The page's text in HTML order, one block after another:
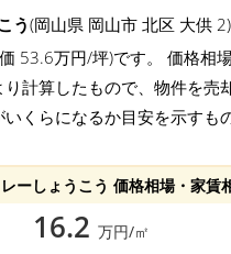
う(岡山県 岡山市 北区 大供
53.6万円/坪)です。 価格相
り計算したもので、物件を売
くらになるか目安を示すも
ーしょうこう 価格相場・家賃
16.2 万円/㎡